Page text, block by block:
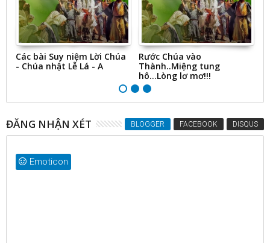
Các bài Suy niệm Lời Chúa
- Chúa nhật Lễ Lá - A
Rước Chúa vào
Thành..Miệng tung
hô...Lòng lơ mơ!!!
ĐĂNG NHẬN XÉT BLOGGER FACEBOOK DISQUS
Emoticon